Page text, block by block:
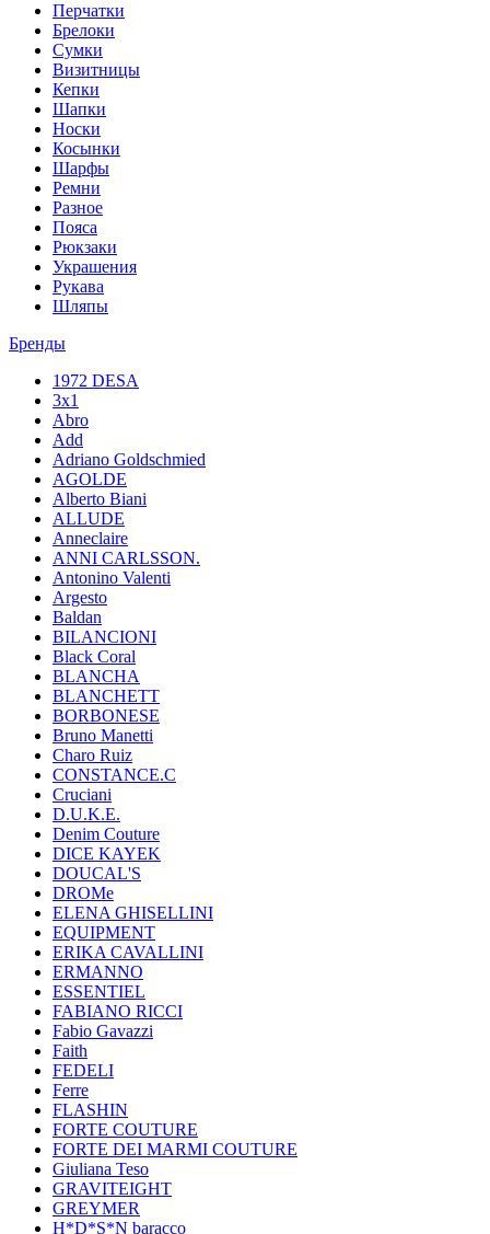
Перчатки
Брелоки
Сумки
Визитницы
Кепки
Шапки
Носки
Косынки
Шарфы
Ремни
Разное
Пояса
Рюкзаки
Украшения
Рукава
Шляпы
Бренды
1972 DESA
3x1
Abro
Add
Adriano Goldschmied
AGOLDE
Alberto Biani
ALLUDE
Anneclaire
ANNI CARLSSON.
Antonino Valenti
Argesto
Baldan
BILANCIONI
Black Coral
BLANCHA
BLANCHETT
BORBONESE
Bruno Manetti
Charo Ruiz
CONSTANCE.C
Cruciani
D.U.K.E.
Denim Couture
DICE KAYEK
DOUCAL'S
DROMe
ELENA GHISELLINI
EQUIPMENT
ERIKA CAVALLINI
ERMANNO
ESSENTIEL
FABIANO RICCI
Fabio Gavazzi
Faith
FEDELI
Ferre
FLASHIN
FORTE COUTURE
FORTE DEI MARMI COUTURE
Giuliana Teso
GRAVITEIGHT
GREYMER
H*D*S*N baracco